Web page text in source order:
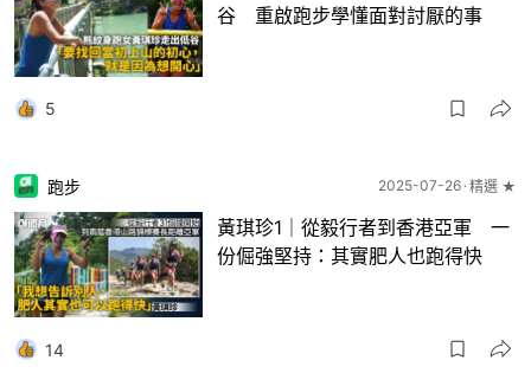
谷 重啟跑步學懂面對討厭的事
5
跑步 2025-07-26 精選 ★
黃琪珍1｜從毅行者到香港亞軍 一
份倔強堅持：其實肥人也跑得快
14